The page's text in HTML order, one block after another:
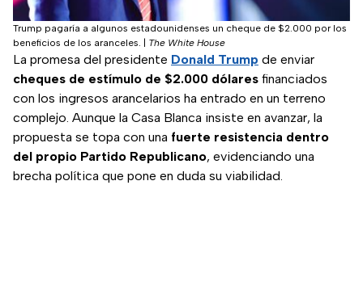
Trump pagaría a algunos estadounidenses un cheque de $2.000 por los
beneficios de los aranceles.
The White House
La promesa del presidente Donald Trump de enviar
cheques de estímulo de $2.000 dólares financiados
con los ingresos arancelarios ha entrado en un terreno
complejo. Aunque la Casa Blanca insiste en avanzar, la
propuesta se topa con una fuerte resistencia dentro
del propio Partido Republicano, evidenciando una
brecha política que pone en duda su viabilidad.